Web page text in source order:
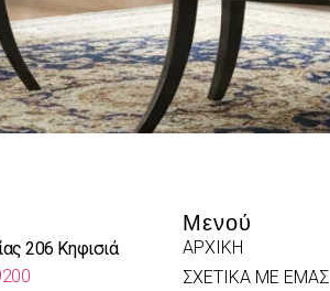
206 Κηφισιά
Μενού
ΑΡΧΙΚΗ
ΣΧΕΤΙΚΑ ΜΕ ΕΜΑΣ